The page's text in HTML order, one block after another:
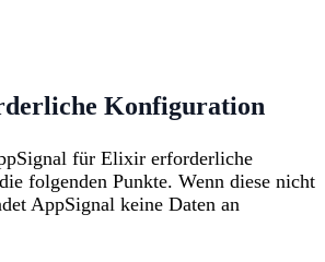
Konfiguration
für Elixir erforderliche
folgenden Punkte. Wenn diese nicht
AppSignal keine Daten an